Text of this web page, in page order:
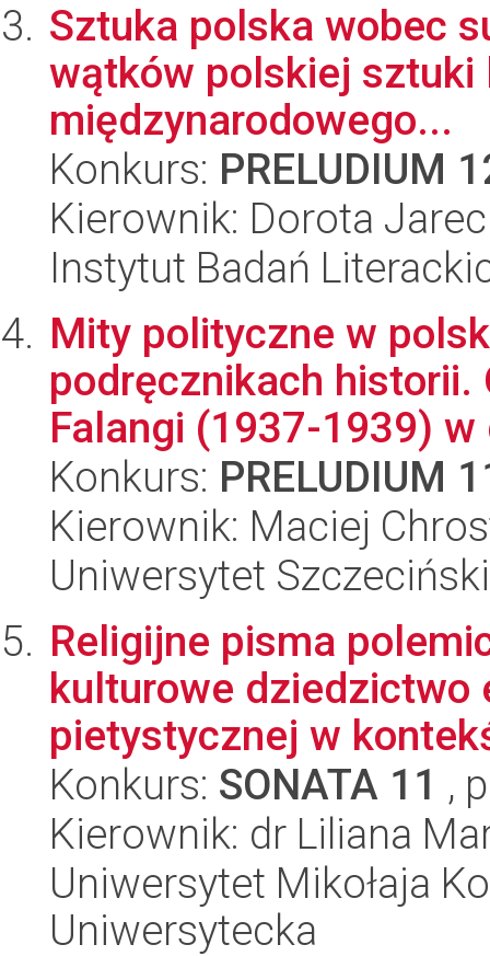
Sztuka polska wobec
wątków polskiej sztuki
międzynarodowego...
Konkurs: PRELUDIUM
Kierownik: Dorota
Instytut Badań
Mity polityczne w
podręcznikach historii.
Falangi (1937-1939)
Konkurs: PRELUDIUM
Kierownik: Maciej
Uniwersytet
Religijne pisma
kulturowe dziedzictwo
pietystycznej w
Konkurs: SONATA 11 ,
Kierownik: dr Liliana
Uniwersytet Mikołaja
Uniwersytecka